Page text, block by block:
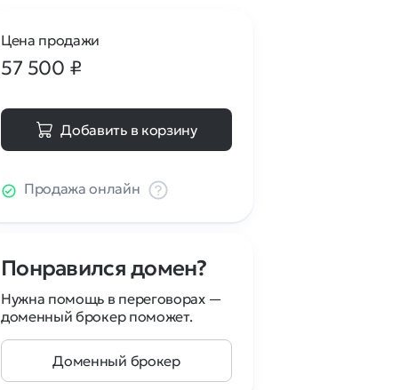
Цена продажи
57 500 ₽
Добавить в корзину
Продажа онлайн
Понравился домен?
Нужна помощь в переговорах —
доменный брокер поможет.
Доменный брокер